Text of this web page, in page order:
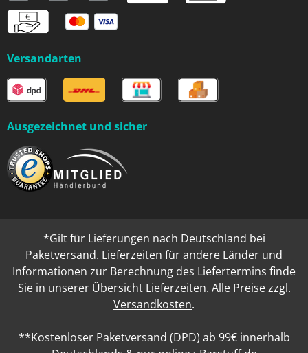
Versandarten
Ausgezeichnet und sicher
*Gilt für Lieferungen nach Deutschland bei
Paketversand. Lieferzeiten für andere Länder und
Informationen zur Berechnung des Liefertermins finde
Sie in unserer Übersicht Lieferzeiten. Alle Preise zzgl.
Versandkosten.
**Kostenloser Paketversand (DPD) ab 99€ innerhalb